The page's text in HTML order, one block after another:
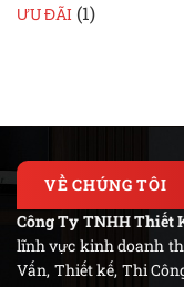
ƯU ĐÃI (1)
VỀ CHÚNG TÔI
Công Ty TNHH Thiết
lĩnh vực kinh doanh
Vấn, Thiết kế, Thi